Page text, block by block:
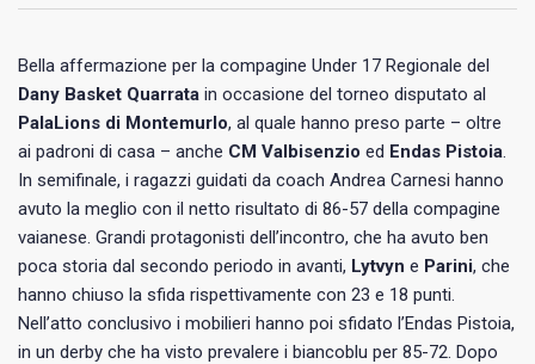
Bella affermazione per la compagine Under 17 Regionale del
Dany Basket Quarrata in occasione del torneo disputato al
PalaLions di Montemurlo, al quale hanno preso parte – oltre
ai padroni di casa – anche CM Valbisenzio ed Endas Pistoia.
In semifinale, i ragazzi guidati da coach Andrea Carnesi hanno
avuto la meglio con il netto risultato di 86-57 della compagine
vaianese. Grandi protagonisti dell’incontro, che ha avuto ben
poca storia dal secondo periodo in avanti, Lytvyn e Parini, che
hanno chiuso la sfida rispettivamente con 23 e 18 punti.
Nell’atto conclusivo i mobilieri hanno poi sfidato l’Endas Pistoia,
in un derby che ha visto prevalere i biancoblu per 85-72. Dopo